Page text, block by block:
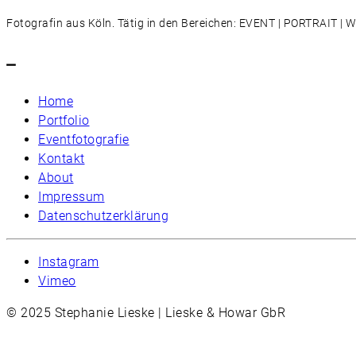
Fotografin aus Köln. Tätig in den Bereichen: EVENT | PORTRAIT |
–
Home
Portfolio
Eventfotografie
Kontakt
About
Impressum
Datenschutzerklärung
Instagram
Vimeo
© 2025 Stephanie Lieske | Lieske & Howar GbR